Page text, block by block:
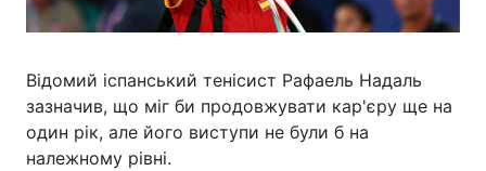
Відомий іспанський тенісист Рафаель Надаль
зазначив, що міг би продовжувати кар'єру ще на
один рік, але його виступи не були б на
належному рівні.